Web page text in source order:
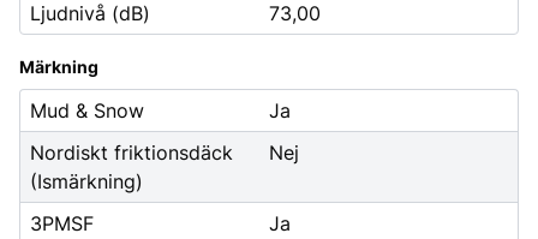
Ljudnivå (dB)
73,00
Märkning
Mud & Snow
Ja
Nordiskt friktionsdäck
(Ismärkning)
Nej
3PMSF
Ja